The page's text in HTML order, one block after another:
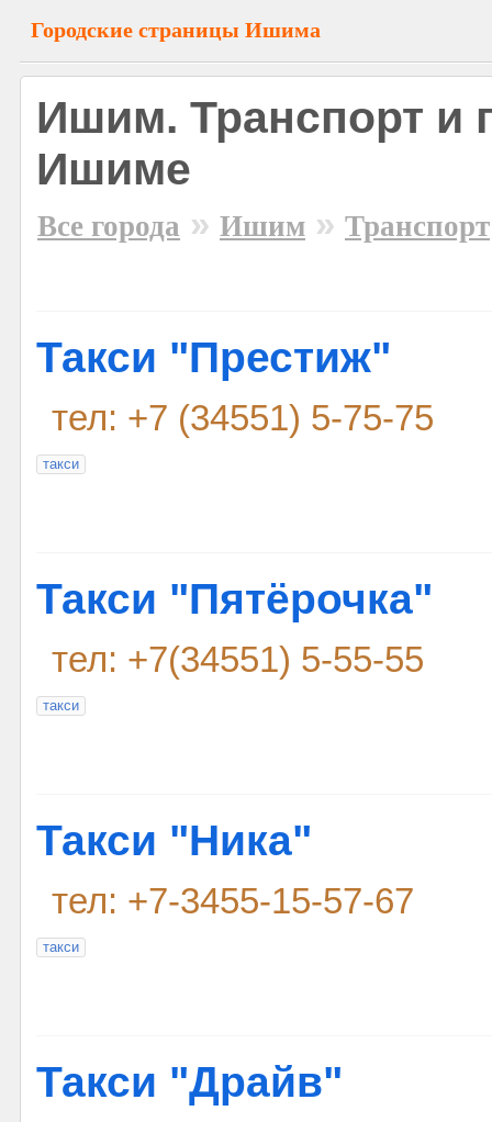
Городские страницы Ишима
Ишим. Транспорт и
Ишиме
Все города » Ишим » Транспорт
Такси "Престиж"
тел: +7 (34551) 5-75-75
такси
Такси "Пятёрочка"
тел: +7(34551) 5-55-55
такси
Такси "Ника"
тел: +7-3455-15-57-67
такси
Такси "Драйв"